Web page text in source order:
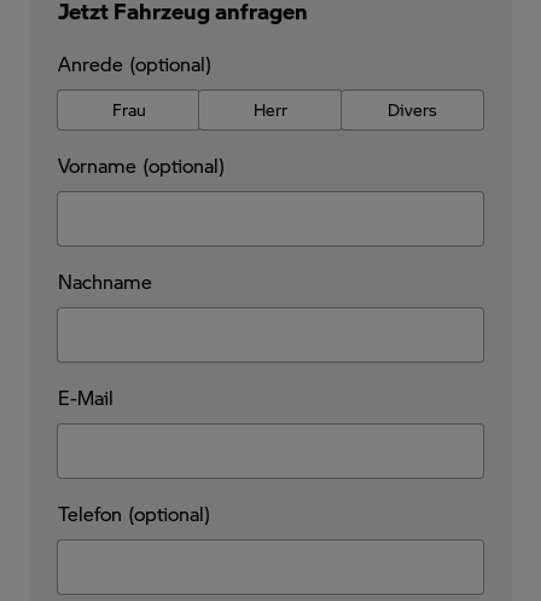
Jetzt Fahrzeug anfragen
Anrede (optional)
Frau Herr Divers
Vorname (optional)
Nachname
E-Mail
Telefon (optional)